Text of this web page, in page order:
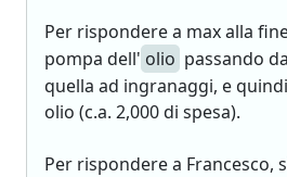
Per rispondere a max alla
pompa dell' olio passando
quella ad ingranaggi, e
olio (c.a. 2,000 di spesa).
Per rispondere a Francesco,